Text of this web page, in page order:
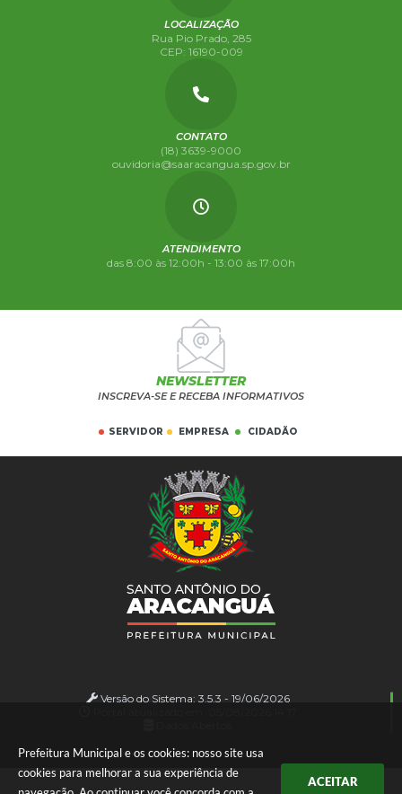
Prefeitura Municipal e os cookies: nosso site usa
cookies para melhorar a sua experiência de
ACEITAR
LOCALIZAÇÃO
Rua Pio Prado, 285
CEP: 16190-009
CONTATO
(18) 3639-9000
ouvidoria@saaracangua.sp.gov.br
ATENDIMENTO
das 8:00 às 12:00h - 13:00 às 17:00h
NEWSLETTER
INSCREVA-SE E RECEBA INFORMATIVOS
SERVIDOR EMPRESA CIDADÃO
Versão do Sistema: 3.5.3 - 19/06/2026